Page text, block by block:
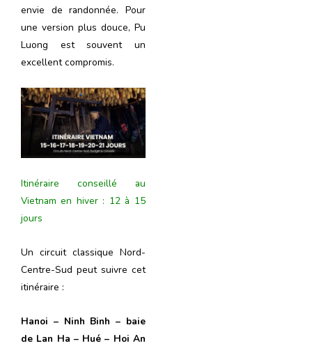
envie de randonnée. Pour
une version plus douce, Pu
Luong est souvent un
excellent compromis.
Itinéraire conseillé au
Vietnam en hiver : 12 à 15
jours
Un circuit classique Nord-
Centre-Sud peut suivre cet
itinéraire :
Hanoi – Ninh Binh – baie
de Lan Ha – Hué – Hoi An